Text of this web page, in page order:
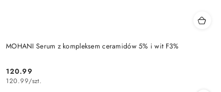
MOHANI Serum z kompleksem ceramidów 5% i wit F3%
Cena:
120.99
120.99/szt.